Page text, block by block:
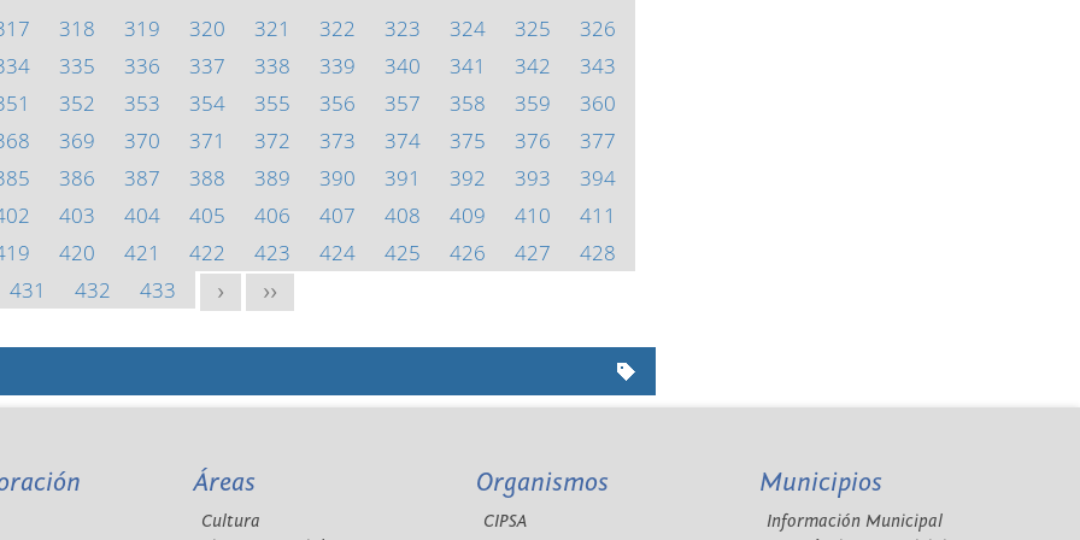
318 319 320 321 322 323 324 325
326
335 336 337 338 339 340 341 342
343
352 353 354 355 356 357 358 359
360
369 370 371 372 373 374 375 376
377
386 387 388 389 390 391 392 393
394
403 404 405 406 407 408 409 410
411
420 421 422 423 424 425 426 427
428
431
432 433 > >>
Áreas
Cultura
Organismos
CIPSA
Municipios
Información Municipal